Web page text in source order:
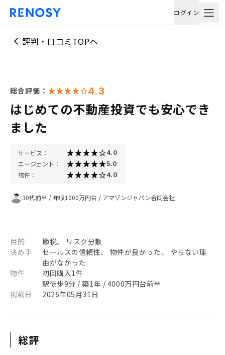
ログイン
評判・口コミTOPへ
総合評価： 4.3
はじめての不動産投資でも安心でき
ました
サービス： 4.0
エージェント： 5.0
物件： 4.0
30代前半 / 年収1000万円台 / アマゾンジャパン合同会社
目的
節税、 リスク分散
決め手
セールスの信頼性、 物件が良かった、 やらない理
由がなかった
物件
初回購入1件
駅徒歩9分 / 築1年 / 4000万円台前半
掲載日
2026年05月31日
総評